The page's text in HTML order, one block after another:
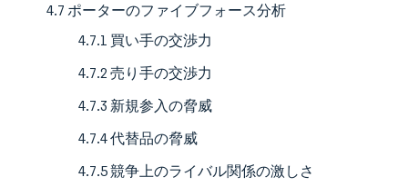
4.7 ポーターのファイブフォース分析
4.7.1 買い手の交渉力
4.7.2 売り手の交渉力
4.7.3 新規参入の脅威
4.7.4 代替品の脅威
4.7.5 競争上のライバル関係の激しさ